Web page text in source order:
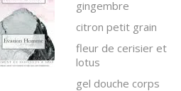
gingembre
citron petit grain
fleur de cerisier et
lotus
gel douche corps